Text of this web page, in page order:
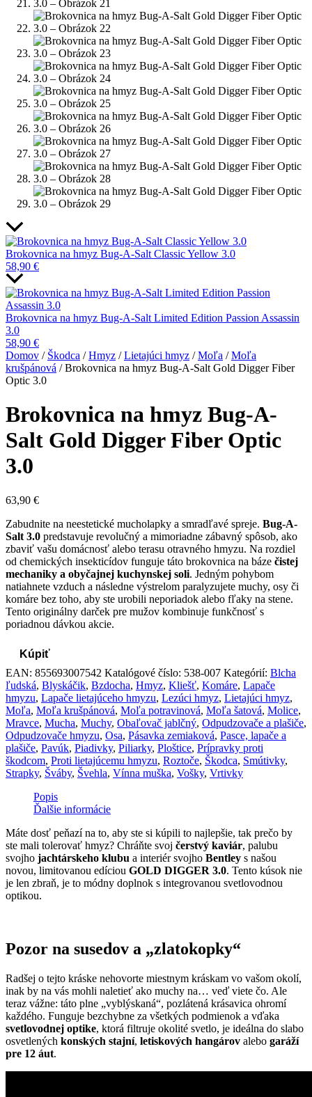
Brokovnica na hmyz Bug-A-Salt Classic Yellow 3.0
58,90 €
Brokovnica na hmyz Bug-A-Salt Limited Edition Passion Assassin
3.0
58,90 €
Domov / Škodca /Hmyz /Lietajúci hmyz /Moľa /Moľa
krušpánová / Brokovnica na hmyz Bug-A-Salt Gold Digger Fiber
Optic 3.0
Brokovnica na hmyz Bug-A-
Salt Gold Digger Fiber Optic
3.0
63,90 €
Zabudnite na neestetické mucholapky a smradľavé spreje. Bug-A-
Salt 3.0 predstavuje revolučný a mimoriadne zábavný spôsob, ako
zbaviť vašu domácnosť alebo terasu otravného hmyzu. Na rozdiel
od chemických insekticídov funguje táto brokovnica na báze čistej
mechaniky a obyčajnej kuchynskej soli. Jedným pohybom
natiahnete vzduch a následne výstrelom paralyzujete muchy, osy či
komáre bez toho, aby ste urobili neporiadok alebo fľaky na stene.
Tento originálny darček pre mužov kombinuje funkčnosť s
poriadnou dávkou akcie.
Kúpiť
EAN: 855693007542 Katalógové číslo: 538-007 Kategórií: Blcha
ľudská, Blyskáčik, Bzdocha, Hmyz, Kliešť, Komáre, Lapače
hmyzu, Lapače lietajúceho hmyzu, Lezúci hmyz, Lietajúci hmyz,
Moľa, Moľa krušpánová, Moľa potravinová, Moľa šatová, Molice,
Mravce, Mucha, Muchy, Obaľovač jablčný, Odpudzovače a plašiče,
Odpudzovače hmyzu, Osa, Pásavka zemiaková, Pasce, lapače a
plašiče, Pavúk, Piadivky, Piliarky, Ploštice, Prípravky proti
škodcom, Proti lietajúcemu hmyzu, Roztoče, Škodca, Smútivky,
Strapky, Šváby, Švehla, Vínna muška, Vošky, Vrtivky
Popis
Ďalšie informácie
Máte dosť peňazí na to, aby ste si kúpili to najlepšie, tak prečo by
ste mali tolerovať hmyz? Chráňte svoj čerstvý kaviár, palubu
svojho jachtárskeho klubu a interiér svojho Bentley s našou
novou, limitovanou edíciou GOLD DIGGER 3.0. Tento kúsok nie
je len zbraň, je to módny doplnok s integrovanou svetlovodnou
optikou.
Pozor na susedov a „zlatokopky“
Radšej o tejto kráske nehovorte miestnym kráskam vo vašom okolí,
inak by na vás mohli naletieť ako muchy na… veď viete čo. Ale
teraz vážne: táto plne „vyblýskaná“, pozlátená krásavica ohromí
každého. Funguje bezchybne za všetkých podmienok a vďaka
svetlovodnej optike, ktorá filtruje okolité svetlo, je ideálna do slabo
osvetlených konských stajní, letiskových hangárov alebo garáží
pre 12 áut.